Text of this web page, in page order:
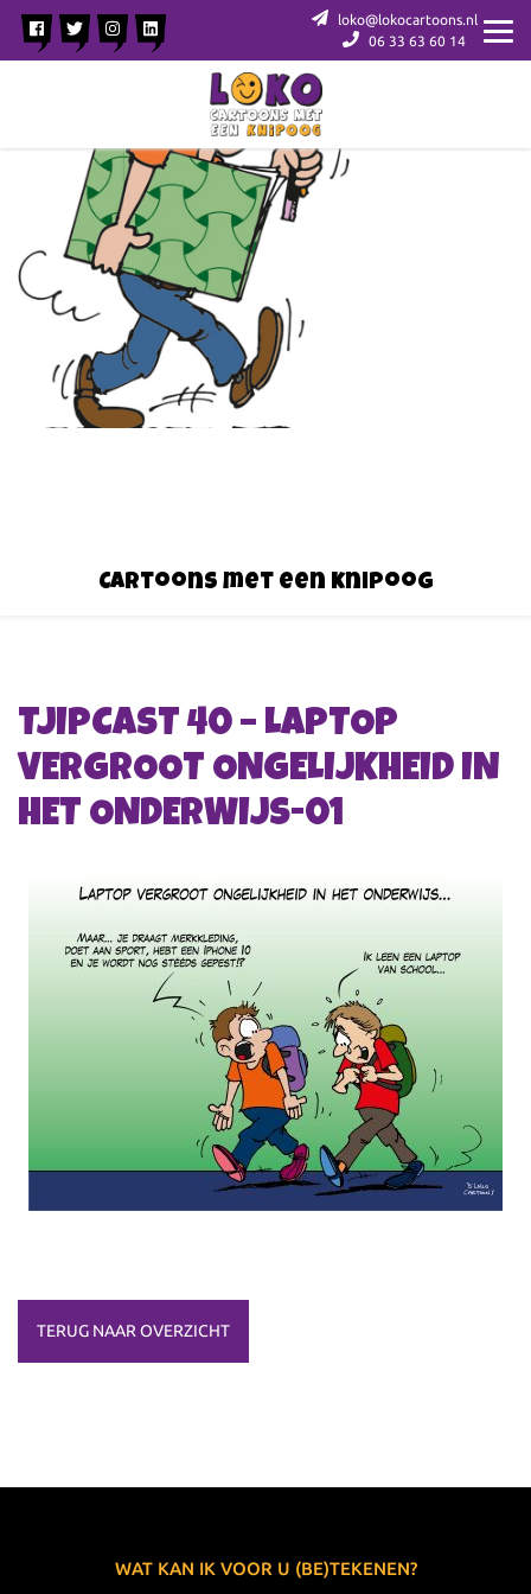
loko@lokocartoons.nl
06 33 63 60 14
Cartoons met een knipoog
TJIPCAST 40 – LAPTOP
VERGROOT ONGELIJKHEID IN
HET ONDERWIJS-01
TERUG NAAR OVERZICHT
WAT KAN IK VOOR U (BE)TEKENEN?